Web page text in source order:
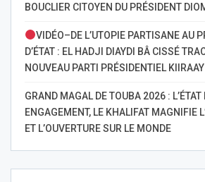
BOUCLIER CITOYEN DU PRÉSIDENT
VIDÉO–DE L’UTOPIE PARTISANE AU
D’ÉTAT : EL HADJI DIAYDI BÂ CISSÉ
NOUVEAU PARTI PRÉSIDENTIEL KIIRAAY
GRAND MAGAL DE TOUBA 2026 :
ENGAGEMENT, LE KHALIFAT MAGNIFIE
ET L’OUVERTURE SUR LE MONDE